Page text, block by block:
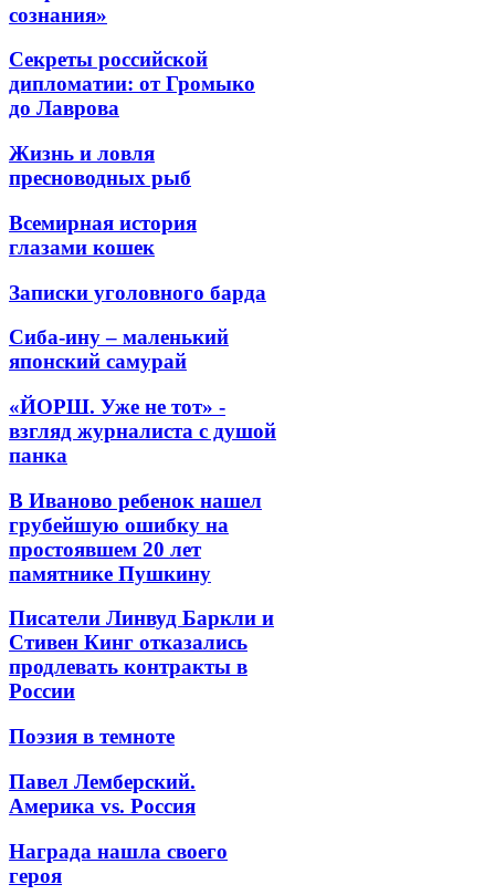
сознания»
Секреты российской
дипломатии: от Громыко
до Лаврова
Жизнь и ловля
пресноводных рыб
Всемирная история
глазами кошек
Записки уголовного барда
Сиба-ину – маленький
японский самурай
«ЙОРШ. Уже не тот» -
взгляд журналиста с душой
панка
В Иваново ребенок нашел
грубейшую ошибку на
простоявшем 20 лет
памятнике Пушкину
Писатели Линвуд Баркли и
Стивен Кинг отказались
продлевать контракты в
России
Поэзия в темноте
Павел Лемберский.
Америка vs. Россия
Награда нашла своего
героя